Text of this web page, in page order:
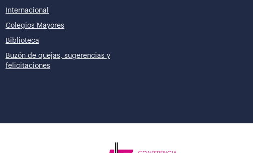
Internacional
Colegios Mayores
Biblioteca
Buzón de quejas, sugerencias y
felicitaciones